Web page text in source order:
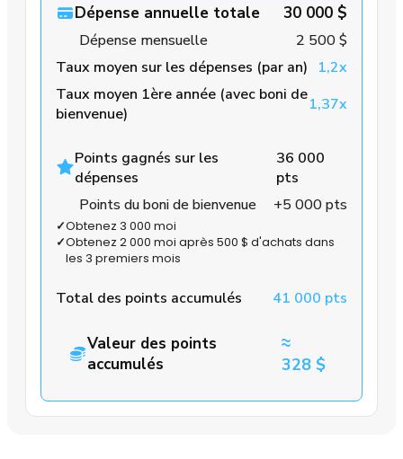
Dépense annuelle totale 30 000 $
Dépense mensuelle
2 500 $
Taux moyen sur les dépenses (par an)
1,2x
Taux moyen 1ère année (avec boni de
bienvenue)
1,37x
Points gagnés sur les
dépenses
36 000
pts
Points du boni de bienvenue
+5 000 pts
✓Obtenez 3 000 moi
✓Obtenez 2 000 moi après 500 $ d'achats dans
les 3 premiers mois
Total des points accumulés 41 000 pts
Valeur des points
accumulés
≈
328 $